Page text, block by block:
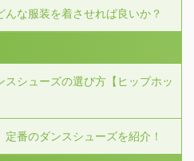
な服装を着させれば良いか？
シューズの選び方【ヒップホッ
番のダンスシューズを紹介！